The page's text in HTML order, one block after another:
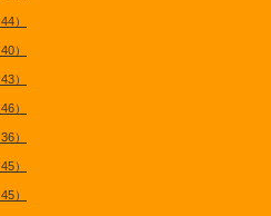
）
）
）
）
）
）
）